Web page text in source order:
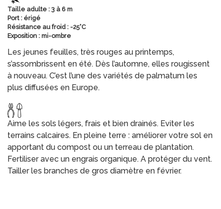
Taille adulte : 3 à 6 m
Port : érigé
Résistance au froid : -25°C
Exposition : mi-ombre
Les jeunes feuilles, très rouges au printemps,
s’assombrissent en été. Dès l’automne, elles rougissent
à nouveau. C’est l’une des variétés de palmatum les
plus diffusées en Europe.
Aime les sols légers, frais et bien drainés. Eviter les
terrains calcaires. En pleine terre : améliorer votre sol en
apportant du compost ou un terreau de plantation.
Fertiliser avec un engrais organique. A protéger du vent.
Tailler les branches de gros diamètre en février.